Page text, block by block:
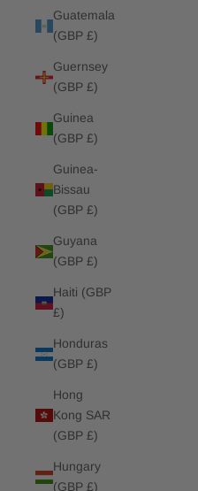
Guatemala
(GBP £)
Guernsey
(GBP £)
Guinea
(GBP £)
Guinea-
Bissau
(GBP £)
Guyana
(GBP £)
Haiti (GBP
£)
Honduras
(GBP £)
Hong
Kong SAR
(GBP £)
Hungary
(GBP £)